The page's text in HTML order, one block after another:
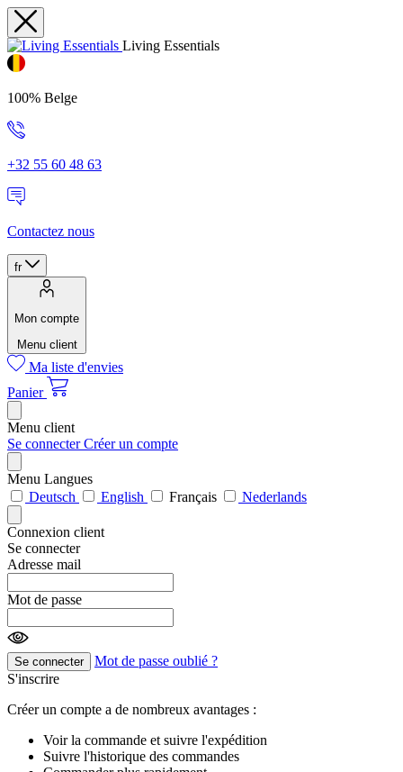
Living Essentials
100% Belge
+32 55 60 48 63
Contactez nous
fr
Mon compte
Menu client
Ma liste d'envies
Panier
Menu client
Se connecterCréer un compte
Menu Langues
Deutsch
English Français Nederlands
Connexion client
Se connecter
Adresse mail
Mot de passe
Se connecter
Mot de passe oublié ?
S'inscrire
Créer un compte a de nombreux avantages :
Voir la commande et suivre l'expédition
Suivre l'historique des commandes